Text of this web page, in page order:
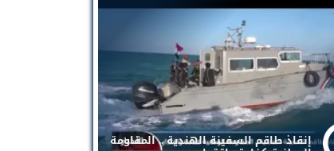
إنقاذ طاقم السفينة الهندية .. المقاومة